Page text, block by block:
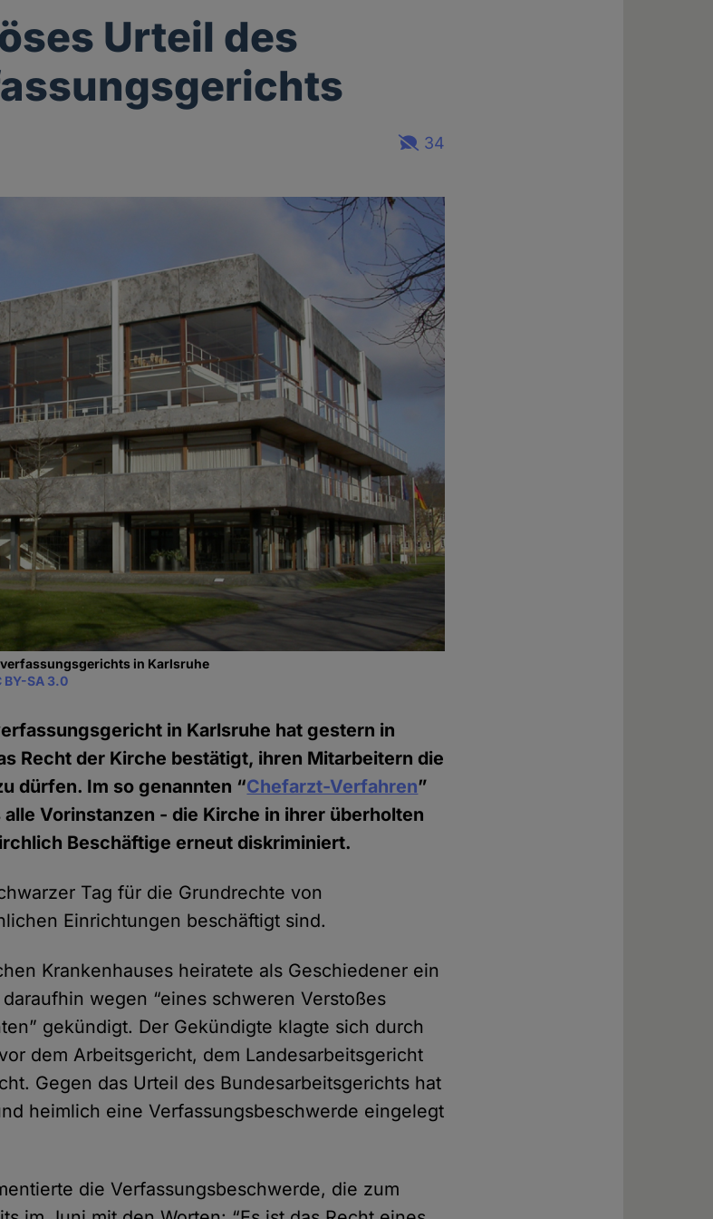
Urteil des
34
in Karlsruhe
BY-SA 3.0
in Karlsruhe hat gestern in
Recht der Kirche bestätigt, ihren Mitarbeitern die
dürfen. Im so genannten “Chefarzt-Verfahren”
Vorinstanzen - die Kirche in ihrer überholten
Beschäftige erneut diskriminiert.
Tag für die Grundrechte von
Einrichtungen beschäftigt sind.
Krankenhauses heiratete als Geschiedener ein
wegen “eines schweren Verstoßes
gekündigt. Der Gekündigte klagte sich durch
dem Arbeitsgericht, dem Landesarbeitsgericht
Gegen das Urteil des Bundesarbeitsgerichts hat
heimlich eine Verfassungsbeschwerde eingelegt
die Verfassungsbeschwerde, die zum